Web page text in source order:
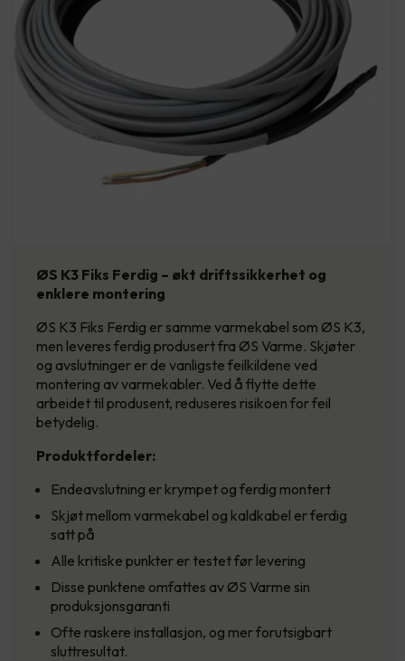
ØS K3 Fiks Ferdig – økt driftssikkerhet og
enklere montering
ØS K3 Fiks Ferdig er samme varmekabel som ØS K3,
men leveres ferdig produsert fra ØS Varme. Skjøter
og avslutninger er de vanligste feilkildene ved
montering av varmekabler. Ved å flytte dette
arbeidet til produsent, reduseres risikoen for feil
betydelig.
Produktfordeler:
Endeavslutning er krympet og ferdig montert
Skjøt mellom varmekabel og kaldkabel er ferdig
satt på
Alle kritiske punkter er testet før levering
Disse punktene omfattes av ØS Varme sin
produksjonsgaranti
Ofte raskere installasjon, og mer forutsigbart
sluttresultat.